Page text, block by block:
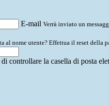
E-mail Verrà inviato un
al nome utente? Effettua il reset della
controllare la casella di posta